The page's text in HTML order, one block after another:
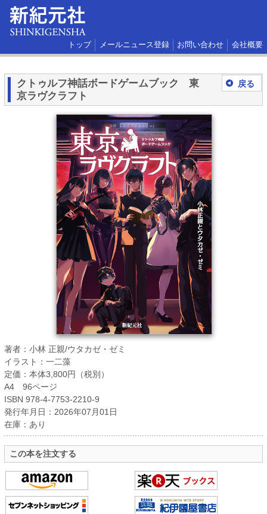
トップ メールニュース登録 お問い合わせ 会社概要
戻る
クトゥルフ神話ボードゲームブック 東
京ラヴクラフト
著者：小林 正親/ウタカゼ・ゼミ
イラスト：一二藻
定価：本体3,800円（税別）
A4 96ページ
ISBN 978-4-7753-2210-9
発行年月日：2026年07月01日
在庫：あり
この本を注文する